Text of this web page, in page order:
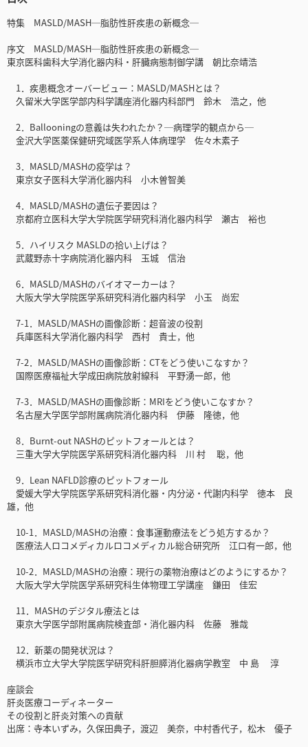
特集 MASLD/MASH─脂肪性肝疾患の新概念─
序文 MASLD/MASH─脂肪性肝疾患の新概念─
東京医科歯科大学消化器内科・肝臓病態制御学講 朝比奈靖浩
1．疾患概念オーバービュー：MASLD/MASHとは？
久留米大学医学部内科学講座消化器内科部門 鈴木 浩之，他
2．Ballooningの意義は失われたか？─病理学的観点から─
金沢大学医薬保健研究域医学系人体病理学 佐々木素子
3．MASLD/MASHの疫学は？
東京女子医科大学消化器内科 小木曽智美
4．MASLD/MASHの遺伝子要因は？
京都府立医科大学大学院医学研究科消化器内科学 瀬古 裕也
5．ハイリスク MASLDの拾い上げは？
武蔵野赤十字病院消化器内科 玉城 信治
6．MASLD/MASHのバイオマーカーは？
大阪大学大学院医学系研究科消化器内科学 小玉 尚宏
7-1．MASLD/MASHの画像診断：超音波の役割
兵庫医科大学消化器内科学 西村 貴士，他
7-2．MASLD/MASHの画像診断：CTをどう使いこなすか？
国際医療福祉大学成田病院放射線科 平野湧一郎，他
7-3．MASLD/MASHの画像診断：MRIをどう使いこなすか？
名古屋大学医学部附属病院消化器内科 伊藤 隆徳，他
8．Burnt-out NASHのピットフォールとは？
三重大学大学院医学系研究科消化器内科 川 村 聡，他
9．Lean NAFLD診療のピットフォール
愛媛大学大学院医学系研究科消化器・内分泌・代謝内科学 徳本 良
雄，他
10-1．MASLD/MASHの治療：食事運動療法をどう処方するか？
医療法人ロコメディカルロコメディカル総合研究所 江口有一郎，他
10-2．MASLD/MASHの治療：現行の薬物治療はどのようにするか？
大阪大学大学院医学系研究科生体物理工学講座 鎌田 佳宏
11．MASHのデジタル療法とは
東京大学医学部附属病院検査部・消化器内科 佐藤 雅哉
12．新薬の開発状況は？
横浜市立大学大学院医学研究科肝胆膵消化器病学教室 中 島 淳
座談会
肝炎医療コーディネーター
その役割と肝炎対策への貢献
出席：寺本いずみ，久保田典子，渡辺 美奈，中村香代子，松木 優子